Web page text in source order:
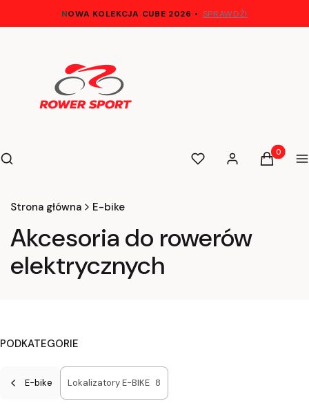
NOWA KOLEKCJA CUBE 2026 • SPRAWDŹ!
Otwórz wyszukiwarkę
Szukaj UlubioneZaloguj sięProdukty
Koszyk
Strona główna E-bike
Akcesoria do rowerów
elektrycznych
PODKATEGORIE
E-bike Lokalizatory E-BIKE 8